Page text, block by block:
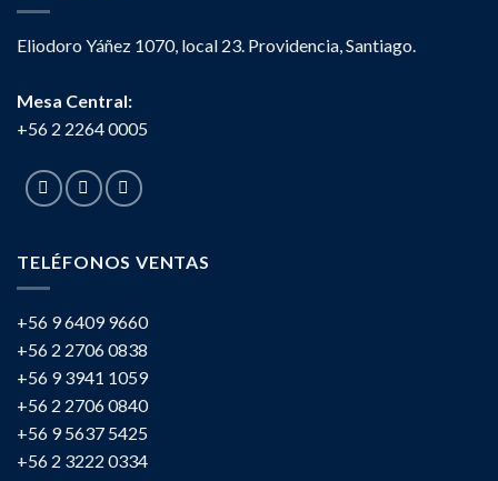
Eliodoro Yáñez 1070, local 23. Providencia, Santiago.
Mesa Central:
+56 2 2264 0005
TELÉFONOS VENTAS
+56 9 6409 9660
+56 2 2706 0838
+56 9 3941 1059
+56 2 2706 0840
+56 9 5637 5425
+56 2 3222 0334